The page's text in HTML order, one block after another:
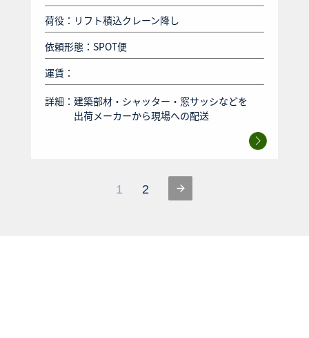
荷役：リフト積込クレーン降し
依頼形態：SPOT便
運賃：
詳細： 建築部材・シャッター・窓サッシなどを
出荷メーカーから現場への配送
1 2